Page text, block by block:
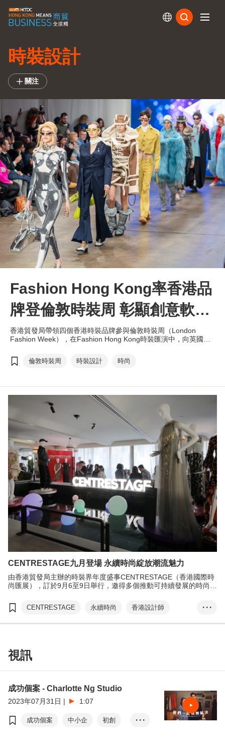
時裝設計
關注
Fashion Hong Kong率香港品
牌登倫敦時裝周 彰顯創意軟實
力
香港貿發局帶領四個香港時裝品牌參與倫敦時裝周（London
Fashion Week），在Fashion Hong Kong時裝匯演中，向英國及
台，展示創意軟實力，推廣香港作為亞洲時裝設計中心的地位。
倫敦時裝周 時裝設計 時尚
CENTRESTAGE九月登場 永續時尚綻放潮流魅力
由香港貿發局主辦的時裝界年度盛事CENTRESTAGE（香港國際時
尚匯展），訂於9月6至9日舉行，邀得多個推動可持續發展的時尚品
CENTRESTAGE 永續時尚
香港設計師
CENTRESTAGE ELITE...
• • •
視訊
成功個案 - Charlotte Ng Studio
2023年07月31日 | 1:07
成功個案 中小企
初創
• • •